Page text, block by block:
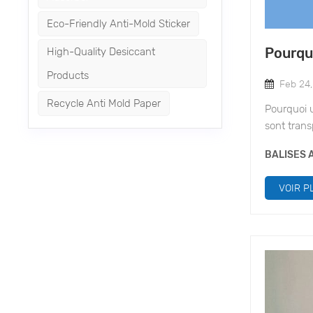
Eco-Friendly Anti-Mold Sticker
High-Quality Desiccant
Products
Recycle Anti Mold Paper
Feb
Pourquoi
sont
pas
absorbé
BALISES
VOIR